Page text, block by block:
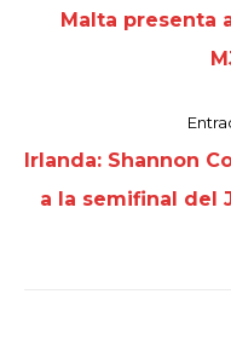
Malta presenta
Irlanda: Shannon
a la semifinal del